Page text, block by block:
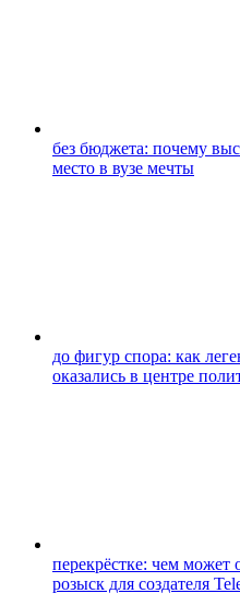
без бюджета: почему
место в вузе мечты
до фигур спора: как
оказались в центре
перекрёстке: чем может
розыск для создателя